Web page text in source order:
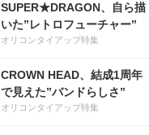
SUPER★DRAGON、自ら描
いた”レトロフューチャー”
オリコンタイアップ特集
CROWN HEAD、結成1周年
で見えた”バンドらしさ”
オリコンタイアップ特集